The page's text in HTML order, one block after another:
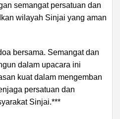
semangat persatuan dan
wilayah Sinjai yang aman
bersama. Semangat dan
dalam upacara ini
kuat dalam mengemban
persatuan dan
Sinjai.***